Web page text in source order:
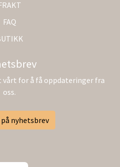
FAQ
vårt for å få oppdateringer fra
oss.
nyhetsbrev